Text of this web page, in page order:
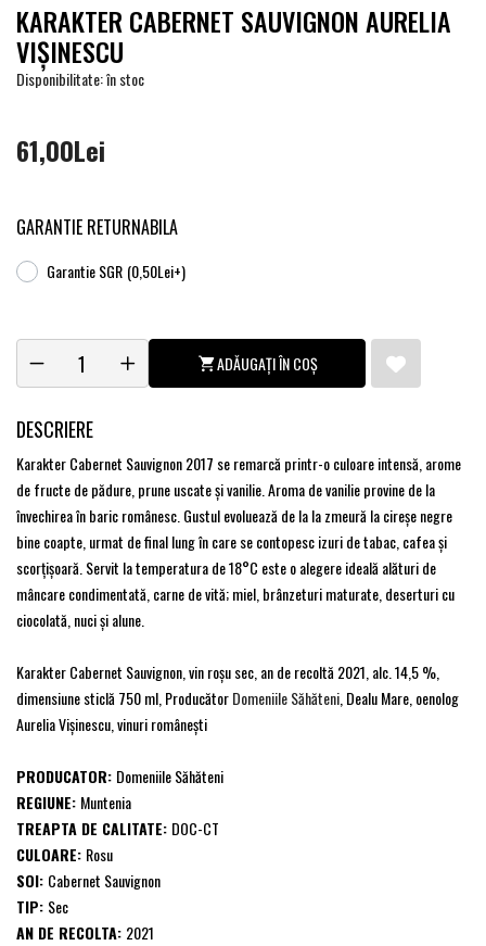
KARAKTER CABERNET SAUVIGNON AURELIA
VIŞINESCU
Disponibilitate: în stoc
61,00Lei
GARANTIE RETURNABILA
Garantie SGR (0,50Lei+)
ADĂUGAȚI ÎN COȘ
DESCRIERE
Karakter Cabernet Sauvignon 2017 se remarcă printr-o culoare intensă, arome
de fructe de pădure, prune uscate şi vanilie. Aroma de vanilie provine de la
învechirea în baric românesc. Gustul evoluează de la la zmeură la cireşe negre
bine coapte, urmat de final lung în care se contopesc izuri de tabac, cafea şi
scorţişoară. Servit la temperatura de 18°C este o alegere ideală alături de
mâncare condimentată, carne de vită; miel, brânzeturi maturate, deserturi cu
ciocolată, nuci şi alune.
Karakter Cabernet Sauvignon, vin roşu sec, an de recoltă 2021, alc. 14,5 %,
dimensiune sticlă 750 ml, ProducătorDomeniile Săhăteni , Dealu Mare, oenolog
Aurelia Vişinescu, vinuri româneşti
PRODUCATOR: Domeniile Săhăteni
REGIUNE: Muntenia
TREAPTA DE CALITATE: DOC-CT
CULOARE: Rosu
SOI: Cabernet Sauvignon
TIP: Sec
AN DE RECOLTA: 2021